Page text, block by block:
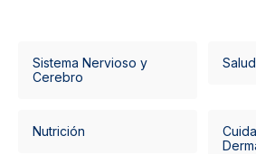
Sistema Nervioso y
Cerebro
Nutrición